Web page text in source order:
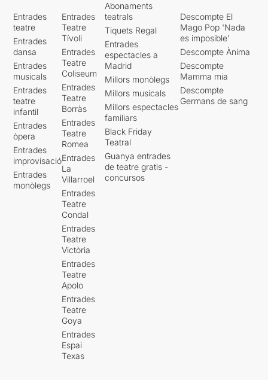
Entrades
teatre
Entrades
dansa
Entrades
musicals
Entrades
teatre
infantil
Entrades
òpera
Entrades
improvisació
Entrades
monòlegs
Entrades
Teatre
Tívoli
Entrades
Teatre
Coliseum
Entrades
Teatre
Borràs
Entrades
Teatre
Romea
Entrades
La
Villarroel
Entrades
Teatre
Condal
Entrades
Teatre
Victòria
Entrades
Teatre
Apolo
Entrades
Teatre
Goya
Entrades
Espai
Texas
Abonaments
teatrals
Tiquets Regal
Entrades
espectacles a
Madrid
Millors monòlegs
Millors musicals
Millors espectacles
familiars
Black Friday
Teatral
Guanya entrades
de teatre gratis -
concursos
Descompte El
Mago Pop 'Nada
es imposible'
Descompte Ànima
Descompte
Mamma mia
Descompte
Germans de sang